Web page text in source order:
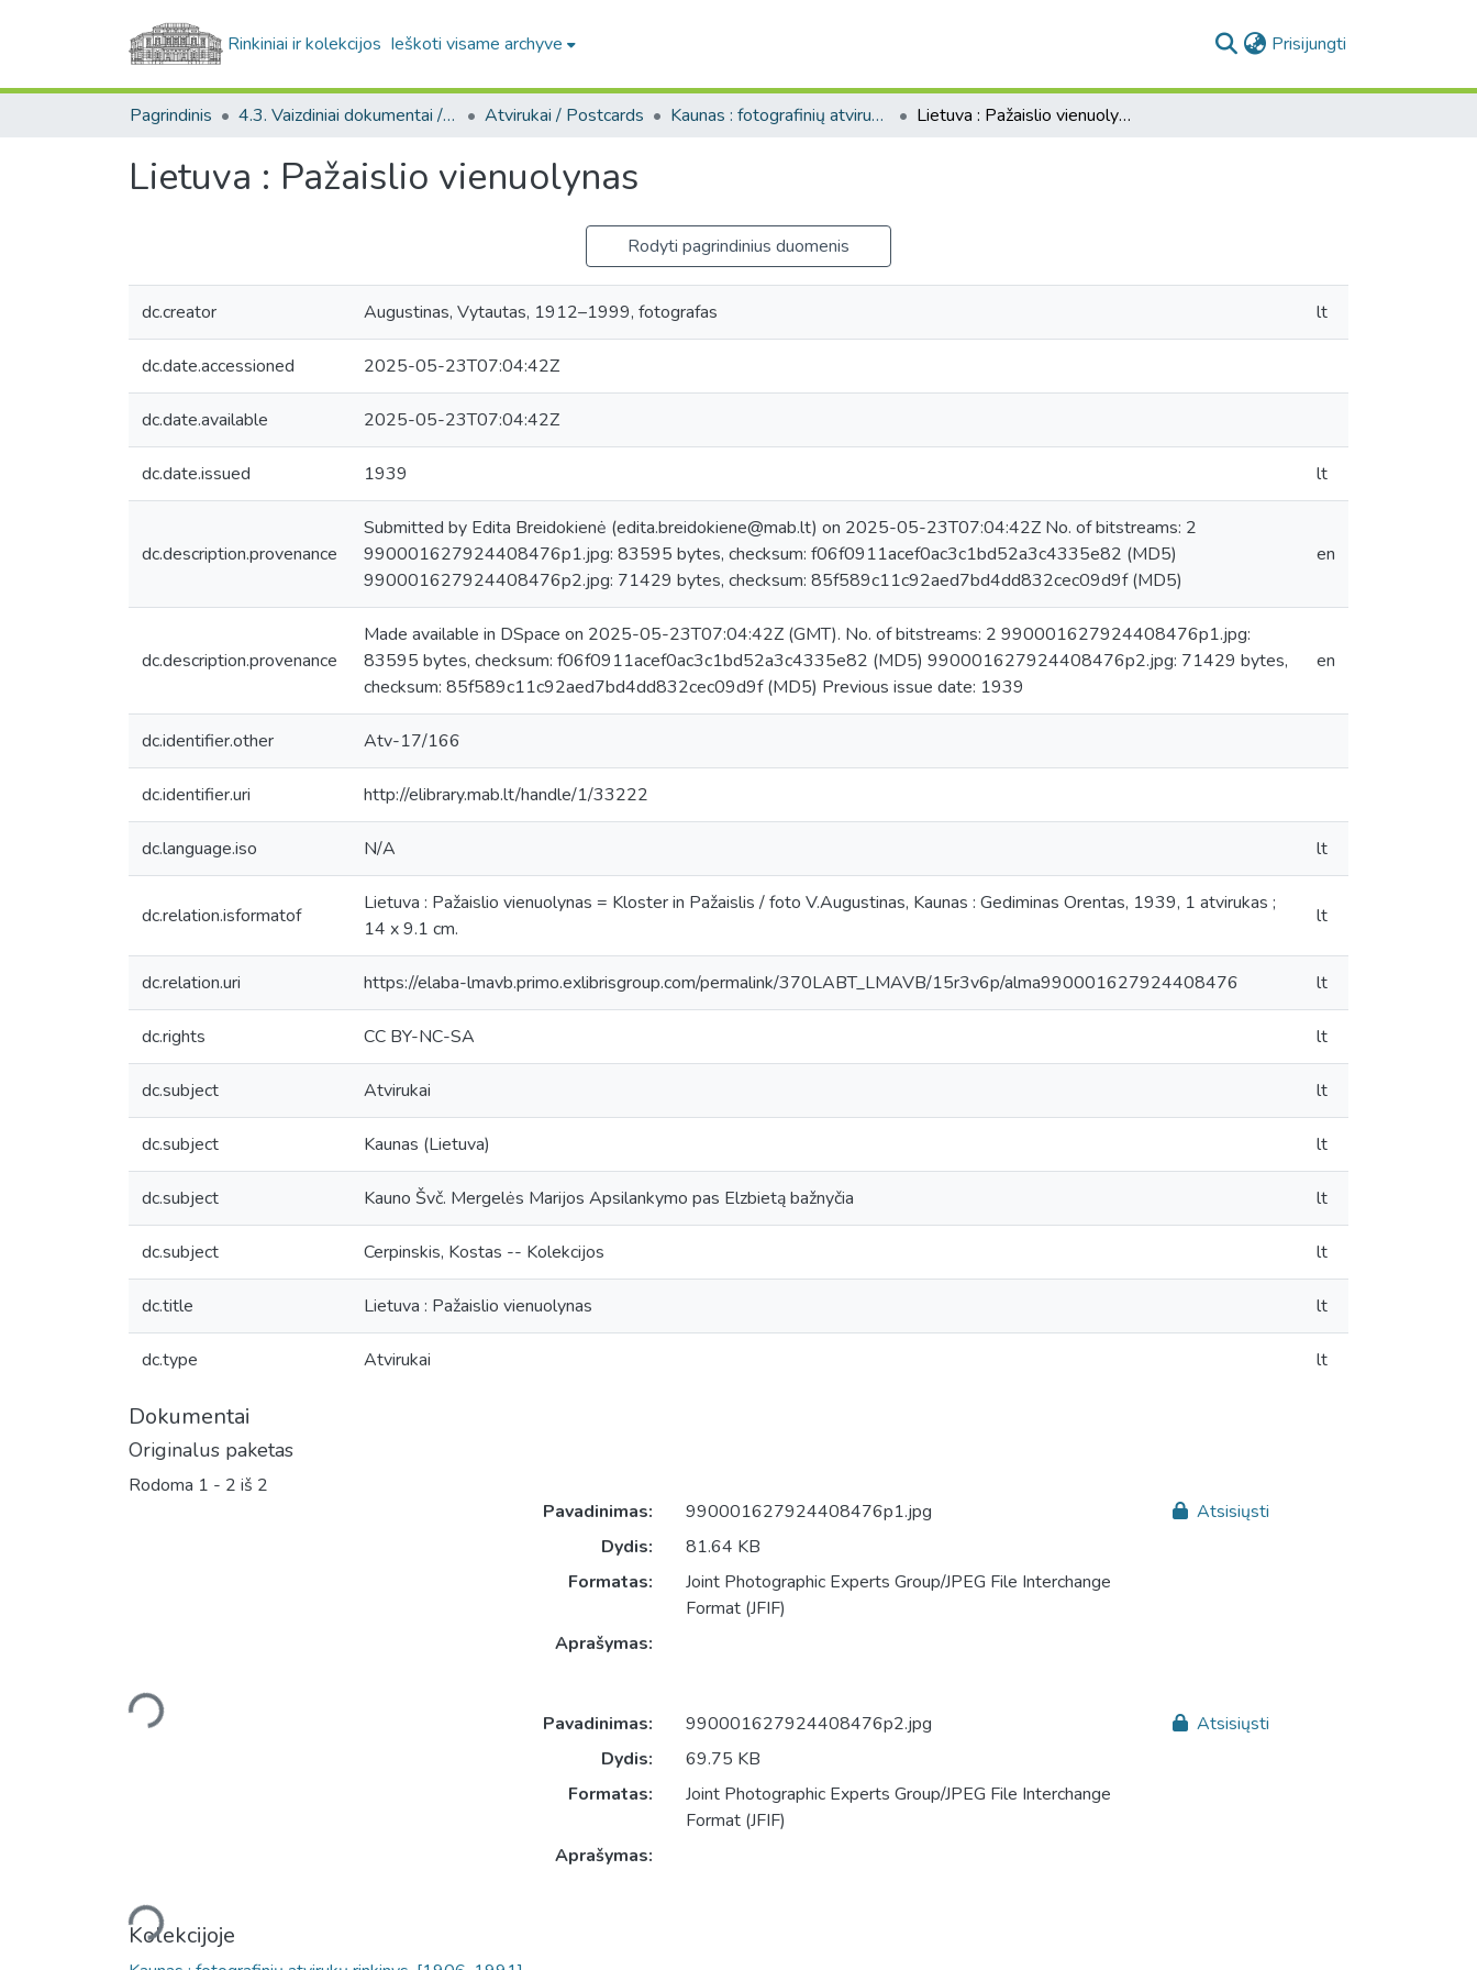
Rinkiniai ir kolekcijos Ieškoti visame archyve Prisijungti
Pagrindinis 4.3. Vaizdiniai dokumentai / Visual documents Atvirukai / Postcards Kaunas : fotografinių atvirukų rinkinys, [1906-1991] Lietuva : Pažaislio vienuolynas
Lietuva : Pažaislio vienuolynas
Rodyti pagrindinius duomenis
dc.creator Augustinas, Vytautas, 1912–1999, fotografas lt
dc.date.accessioned 2025-05-23T07:04:42Z
dc.date.available 2025-05-23T07:04:42Z
dc.date.issued 1939 lt
dc.description.provenance
Submitted by Edita Breidokienė (edita.breidokiene@mab.lt) on 2025-05-23T07:04:42Z No. of bitstreams: 2
990001627924408476p1.jpg: 83595 bytes, checksum: f06f0911acef0ac3c1bd52a3c4335e82 (MD5)
990001627924408476p2.jpg: 71429 bytes, checksum: 85f589c11c92aed7bd4dd832cec09d9f (MD5)
en
dc.description.provenance
Made available in DSpace on 2025-05-23T07:04:42Z (GMT). No. of bitstreams: 2 990001627924408476p1.jpg:
83595 bytes, checksum: f06f0911acef0ac3c1bd52a3c4335e82 (MD5) 990001627924408476p2.jpg: 71429 bytes,
checksum: 85f589c11c92aed7bd4dd832cec09d9f (MD5) Previous issue date: 1939
en
dc.identifier.other Atv-17/166
dc.identifier.uri http://elibrary.mab.lt/handle/1/33222
dc.language.iso N/A lt
dc.relation.isformatof
Lietuva : Pažaislio vienuolynas = Kloster in Pažaislis / foto V.Augustinas, Kaunas : Gediminas Orentas, 1939, 1 atvirukas ;
14 x 9.1 cm.
lt
dc.relation.uri https://elaba-lmavb.primo.exlibrisgroup.com/permalink/370LABT_LMAVB/15r3v6p/alma990001627924408476 lt
dc.rights CC BY-NC-SA lt
dc.subject Atvirukai lt
dc.subject Kaunas (Lietuva) lt
dc.subject Kauno Švč. Mergelės Marijos Apsilankymo pas Elzbietą bažnyčia lt
dc.subject Cerpinskis, Kostas -- Kolekcijos lt
dc.title Lietuva : Pažaislio vienuolynas lt
dc.type Atvirukai lt
Dokumentai
Originalus paketas
Rodoma 1 - 2 iš 2
Įkeliama...
Pavadinimas:
990001627924408476p1.jpg
Dydis:
81.64 KB
Formatas:
Joint Photographic Experts Group/JPEG File Interchange
Format (JFIF)
Aprašymas:
Atsisiųsti
Įkeliama...
Pavadinimas:
990001627924408476p2.jpg
Dydis:
69.75 KB
Formatas:
Joint Photographic Experts Group/JPEG File Interchange
Format (JFIF)
Aprašymas:
Atsisiųsti
Kolekcijoje